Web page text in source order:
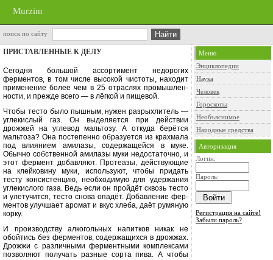
Murzim
поиск по сайту
ПРИСТАВЛЕННЫЕ К ДЕЛУ
Сегодня большой ассортимент недо­рогих
ферментов, в том числе высо­кой чистоты, находит
применение более чем в 25 отраслях промышлен­
ности, и прежде всего — в лёгкой и пищевой.
Чтобы тесто было пышным, нужен разрыхлитель —
углекислый газ. Он выделяется при действии
дрожжей на углевод мальтозу. А откуда берётся
мальтоза? Она постепенно образуется из крахмала
под влиянием амилазы, содержащейся в муке.
Обычно собст­венной амилазы муки недостаточно, и
этот фермент добавляют. Протеазы, действующие
на клейковину муки, используют, чтобы придать
тесту кон­систенцию, необходимую для удержа­ния
углекислого газа. Ведь если он пройдёт сквозь тесто
и улетучится, тесто снова опадёт. Добавление фер­
ментов улучшает аромат и вкус хле­ба, даёт румяную
корку.
И производству алкогольных на­питков никак не
обойтись без фер­ментов, содержащихся в дрожжах.
Дрожжи с различными ферментными комплексами
позволяют получать разные сорта пива. А чтобы
Меню
Энциклопедии
Наука
Человек
Гороскопы
Необъяснимое
Народные средства
Авторизация
Логин:
Пароль:
Регистрация на сайте!
Забыли пароль?